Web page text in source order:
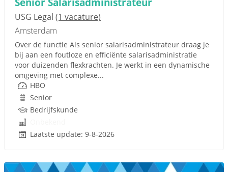
USG Legal (1 vacature)
Amsterdam
Over de functie Als senior salarisadministrateur draag je
bij aan een foutloze en efficiënte salarisadministratie
voor duizenden flexkrachten. Je werkt in een dynamische
omgeving met complexe...
HBO
Senior
Bedrijfskunde
Laatste update: 9-8-2026